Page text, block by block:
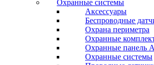
Охранные системы
Аксессуары
Беспроводные
Охрана периметра
Охранные
Охранные панель
Охранные системы